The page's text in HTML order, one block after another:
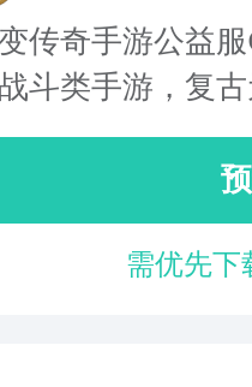
传奇手游公益
斗类手游，复
需优先下